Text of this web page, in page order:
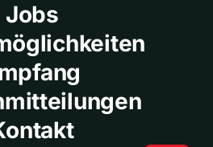
Jobs